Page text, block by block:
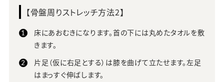
【骨盤周りストレッチ方法2】
床にあおむきになります。首の下には丸めたタオルを敷
きます。
片足（仮に右足とする）は膝を曲げて立たせます。左足
はまっすぐ伸ばします。